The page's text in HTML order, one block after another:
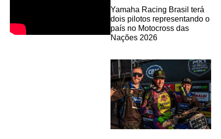
Yamaha Racing Brasil terá
dois pilotos representando o
país no Motocross das
Nações 2026